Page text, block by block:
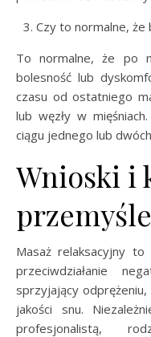
Czy to normalne, że
To normalne, że po
bolesność lub
czasu od ostatniego
lub węzły w
ciągu jednego lub
Wnioski i
Masaż relaksacyjny
przeciwdziałanie
sprzyjający
jakości snu.
profesjonalistą,